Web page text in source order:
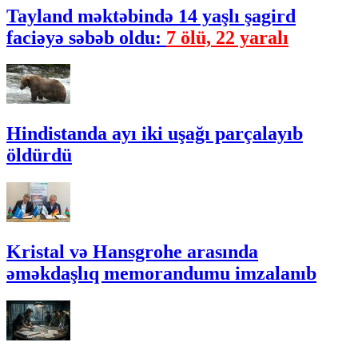
Tayland məktəbində 14 yaşlı şagird
faciəyə səbəb oldu: 7 ölü, 22 yaralı
Hindistanda ayı iki uşağı parçalayıb
öldürdü
Kristal və Hansgrohe arasında
əməkdaşlıq memorandumu imzalanıb